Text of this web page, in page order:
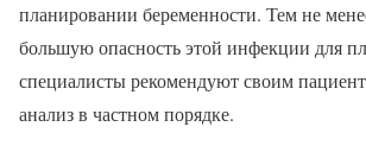
планировании беременности. Тем не
большую опасность этой инфекции для
специалисты рекомендуют своим
анализ в частном порядке.